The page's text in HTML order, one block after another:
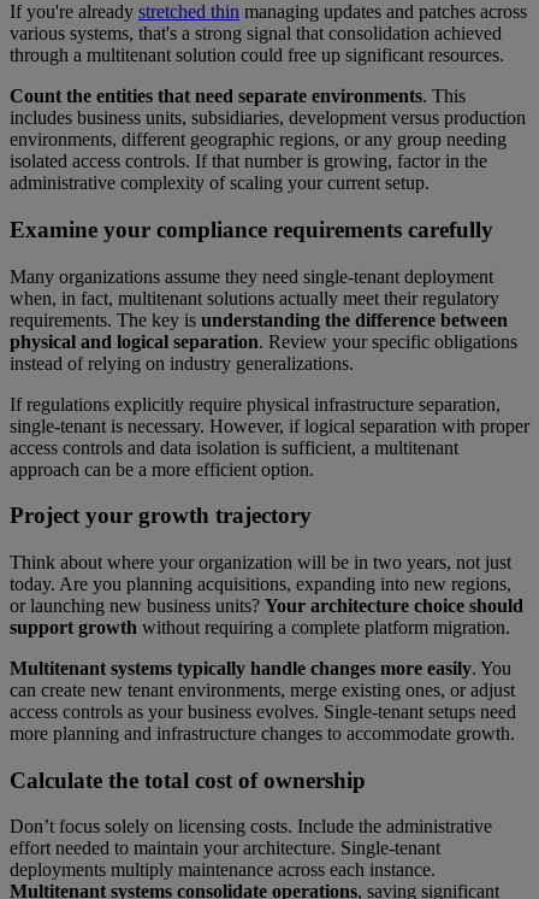
If you're already stretched thin managing updates and patches across
various systems, that's a strong signal that consolidation achieved
through a multitenant solution could free up significant resources.
Count the entities that need separate environments. This
includes business units, subsidiaries, development versus production
environments, different geographic regions, or any group needing
isolated access controls. If that number is growing, factor in the
administrative complexity of scaling your current setup.
Examine your compliance requirements carefully
Many organizations assume they need single-tenant deployment
when, in fact, multitenant solutions actually meet their regulatory
requirements. The key is understanding the difference between
physical and logical separation. Review your specific obligations
instead of relying on industry generalizations.
If regulations explicitly require physical infrastructure separation,
single-tenant is necessary. However, if logical separation with proper
access controls and data isolation is sufficient, a multitenant
approach can be a more efficient option.
Project your growth trajectory
Think about where your organization will be in two years, not just
today. Are you planning acquisitions, expanding into new regions,
or launching new business units? Your architecture choice should
support growth without requiring a complete platform migration.
Multitenant systems typically handle changes more easily. You
can create new tenant environments, merge existing ones, or adjust
access controls as your business evolves. Single-tenant setups need
more planning and infrastructure changes to accommodate growth.
Calculate the total cost of ownership
Don’t focus solely on licensing costs. Include the administrative
effort needed to maintain your architecture. Single-tenant
deployments multiply maintenance across each instance.
Multitenant systems consolidate operations, saving significant